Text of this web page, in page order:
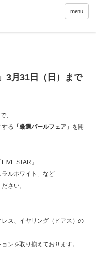
menu
3月31日（日）まで
、
する 「厳選パールフェア」 を開
STAR』
ルホワイト」など
さい。
ス、イヤリング（ピアス）の
ンを取り揃えております。